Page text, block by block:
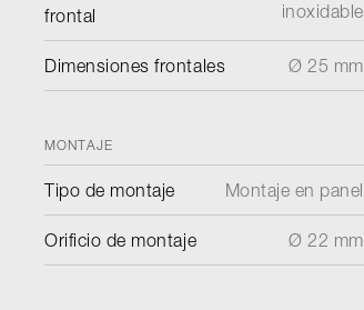
frontal
inoxidable
Dimensiones frontales Ø 25 mm
MONTAJE
Tipo de montaje Montaje en panel
Orificio de montaje Ø 22 mm